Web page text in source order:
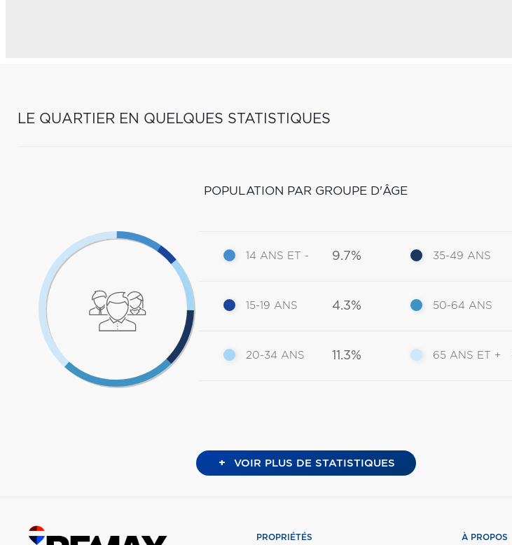
LE QUARTIER EN QUELQUES STATISTIQUES
POPULATION PAR GROUPE D'ÂGE
14 ANS ET - 9.7%
15-19 ANS 4.3%
20-34 ANS 11.3%
35-49 ANS
50-64 ANS
65 ANS ET +
+ VOIR PLUS DE STATISTIQUES
PROPRIÉTÉS À PROPOS